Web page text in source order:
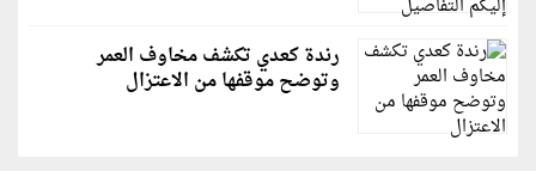
رندة كعدي تكشف مخاوف العمر
وتوضح موقفها من الاعتزال